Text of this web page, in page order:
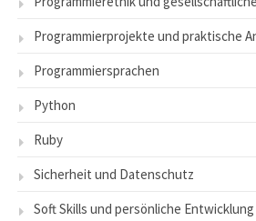
Programmierprojekte und praktische
Programmiersprachen
Python
Ruby
Sicherheit und Datenschutz
Soft Skills und persönliche Entwicklung